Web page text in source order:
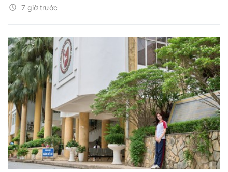
7 giờ trước